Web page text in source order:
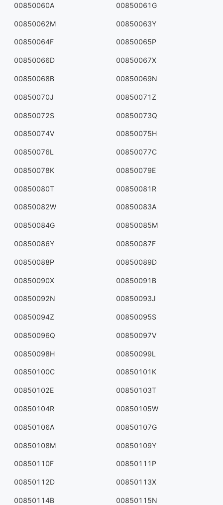
00850060A 00850061G
00850062M 00850063Y
00850064F 00850065P
00850066D 00850067X
00850068B 00850069N
00850070J 00850071Z
00850072S 00850073Q
00850074V 00850075H
00850076L 00850077C
00850078K 00850079E
00850080T 00850081R
00850082W 00850083A
00850084G 00850085M
00850086Y 00850087F
00850088P 00850089D
00850090X 00850091B
00850092N 00850093J
00850094Z 00850095S
00850096Q 00850097V
00850098H 00850099L
00850100C 00850101K
00850102E 00850103T
00850104R 00850105W
00850106A 00850107G
00850108M 00850109Y
00850110F 00850111P
00850112D 00850113X
00850114B 00850115N